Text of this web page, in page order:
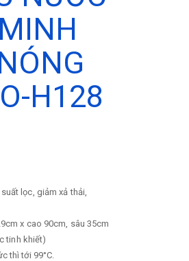
H128
lọc, giảm xả thải,
x cao 90cm, sâu 35cm
tinh khiết)
thì tới 99°C.